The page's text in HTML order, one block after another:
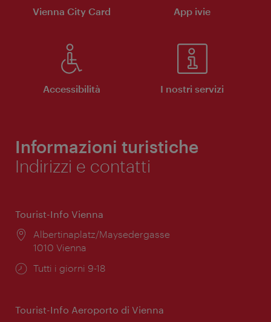
Vienna City Card App ivie
Accessibilità I nostri servizi
Informazioni turistiche
Indirizzi e contatti
Tourist-Info Vienna
Posizione:
Albertinaplatz/Maysedergasse
1010 Vienna
Orari
Tutti i giorni 9-18
Tourist-Info Aeroporto di Vienna